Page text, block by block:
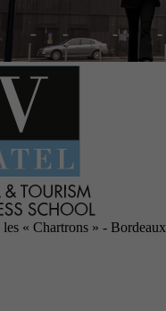
« Chartrons » - Bordeaux